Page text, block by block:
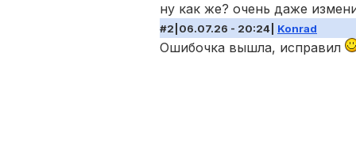
ну как же? очень даже
#2|06.07.26 - 20:24| Konrad
Ошибочка вышла, исправил